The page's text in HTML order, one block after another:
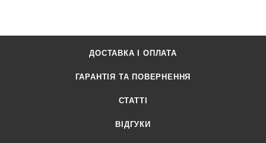
ДОСТАВКА І ОПЛАТА
ГАРАНТІЯ ТА ПОВЕРНЕННЯ
СТАТТІ
ВІДГУКИ